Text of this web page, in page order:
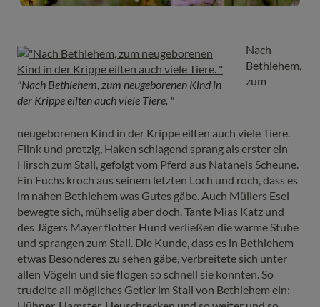
"Nach Bethlehem, zum neugeborenen Kind in
der Krippe eilten auch viele Tiere. "
Nach
Bethlehem,
zum
neugeborenen Kind in der Krippe eilten auch viele Tiere.
Flink und protzig, Haken schlagend sprang als erster ein
Hirsch zum Stall, gefolgt vom Pferd aus Natanels Scheune.
Ein Fuchs kroch aus seinem letzten Loch und roch, dass es
im nahen Bethlehem was Gutes gäbe. Auch Müllers Esel
bewegte sich, mühselig aber doch. Tante Mias Katz und
des Jägers Mayer flotter Hund verließen die warme Stube
und sprangen zum Stall. Die Kunde, dass es in Bethlehem
etwas Besonderes zu sehen gäbe, verbreitete sich unter
allen Vögeln und sie flogen so schnell sie konnten. So
trudelte all mögliches Getier im Stall von Bethlehem ein: